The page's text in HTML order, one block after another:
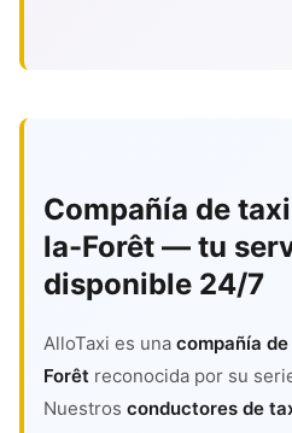
Compañía de
la-Forêt — tu
disponible 24/7
AlloTaxi es una compañía
Forêt reconocida por su
Nuestros conductores de